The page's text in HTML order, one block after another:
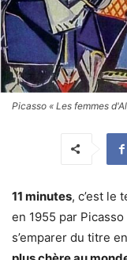
Picasso « Les femmes
11 minutes, c’est le
en 1955 par Picasso
s’emparer du titre